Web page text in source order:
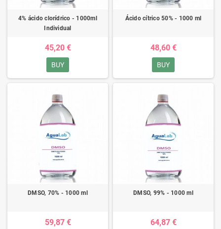
4% ácido clorídrico - 1000ml
Individual
45,20 €
BUY
Ácido cítrico 50% - 1000 ml
48,60 €
BUY
DMSO, 70% - 1000 ml
59,87 €
DMSO, 99% - 1000 ml
64,87 €